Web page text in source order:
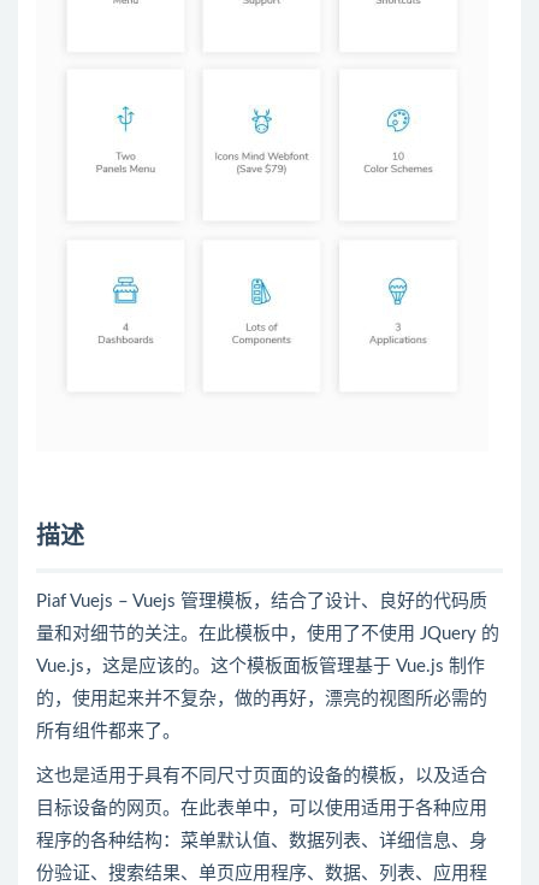
描述
Piaf Vuejs – Vuejs 管理模板，结合了设计、良好的代码质
量和对细节的关注。在此模板中，使用了不使用 JQuery 的
Vue.js，这是应该的。这个模板面板管理基于 Vue.js 制作
的，使用起来并不复杂，做的再好，漂亮的视图所必需的
所有组件都来了。
这也是适用于具有不同尺寸页面的设备的模板，以及适合
目标设备的网页。在此表单中，可以使用适用于各种应用
程序的各种结构：菜单默认值、数据列表、详细信息、身
份验证、搜索结果、单页应用程序、数据、列表、应用程